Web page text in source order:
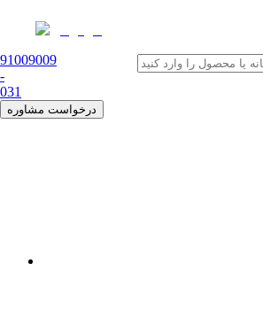
91009009
-
031
درخواست مشاوره